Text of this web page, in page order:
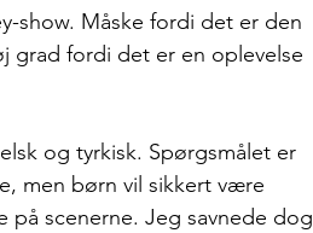
show. Måske fordi det er den
grad fordi det er en oplevelse
og tyrkisk. Spørgsmålet er
men børn vil sikkert være
scenerne. Jeg savnede dog